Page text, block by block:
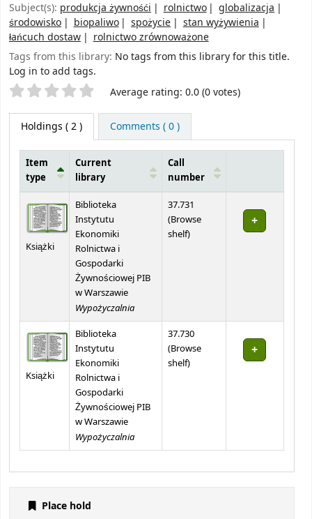
Subject(s): produkcja żywnośći rolnictwo
globalizacja
środowisko
biopaliwo spożycie
stan wyżywienia
łańcuch dostaw
rolnictwo zrównoważone
Tags from this library: No tags from this library for this title.
Log in to add tags.
Star ratings Average rating: 0.0 (0 votes)
Holdings ( 2 ) Comments ( 0 )
Item
type
Current
library
Call
number
Książki
Biblioteka
Instytutu
Ekonomiki
Rolnictwa i
Gospodarki
Żywnościowej PIB
w Warszawie
Wypożyczalnia
37.731
(Browse
shelf(Opens below)
)
Książki
Biblioteka
Instytutu
Ekonomiki
Rolnictwa i
Gospodarki
Żywnościowej PIB
w Warszawie
Wypożyczalnia
37.730
(Browse
shelf(Opens below)
)
Place hold